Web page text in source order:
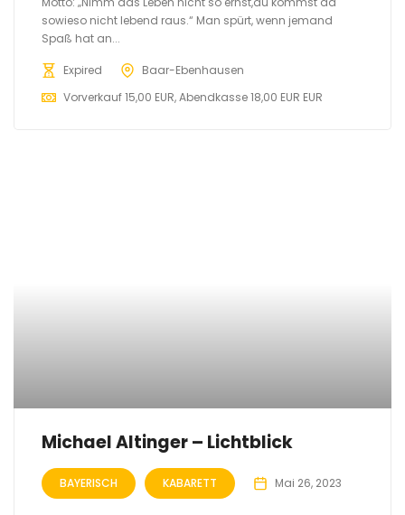
sowieso nicht lebend raus.“ Man spürt, wenn jemand
Spaß hat an...
Expired
Baar-Ebenhausen
Vorverkauf 15,00 EUR, Abendkasse 18,00 EUR EUR
Michael Altinger – Lichtblick
BAYERISCH KABARETT Mai 26, 2023